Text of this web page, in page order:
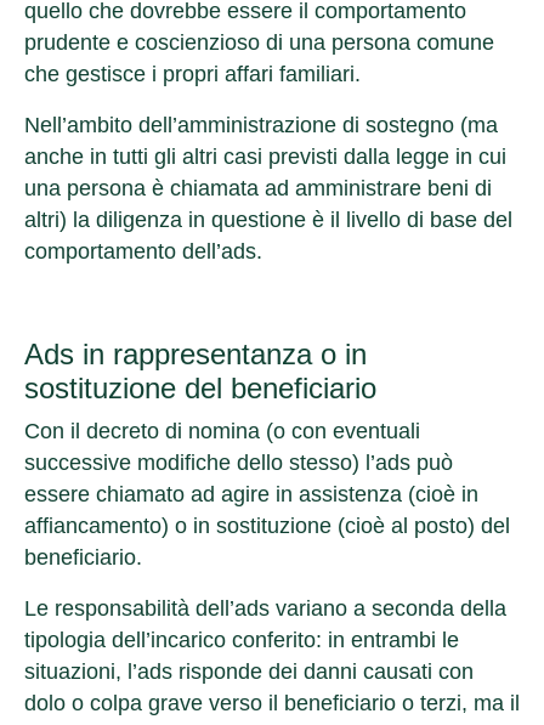
quello che dovrebbe essere il comportamento
prudente e coscienzioso di una persona comune
che gestisce i propri affari familiari.
Nell’ambito dell’amministrazione di sostegno (ma
anche in tutti gli altri casi previsti dalla legge in cui
una persona è chiamata ad amministrare beni di
altri) la diligenza in questione è il livello di base del
comportamento dell’ads.
Ads in rappresentanza o in
sostituzione del beneficiario
Con il decreto di nomina (o con eventuali
successive modifiche dello stesso) l’ads può
essere chiamato ad agire in assistenza (cioè in
affiancamento) o in sostituzione (cioè al posto) del
beneficiario.
Le responsabilità dell’ads variano a seconda della
tipologia dell’incarico conferito: in entrambi le
situazioni, l’ads risponde dei danni causati con
dolo o colpa grave verso il beneficiario o terzi, ma il